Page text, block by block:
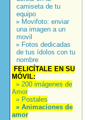
camiseta de tu
equipo
» Movifoto: enviar
una imagen a un
movil
» Fotos dedicadas
de tus ídolos con tu
nombre
FELICÍTALE EN SU
MÓVIL:
» 200 imágenes de
Amor
» Postales
» Animaciones de
amor